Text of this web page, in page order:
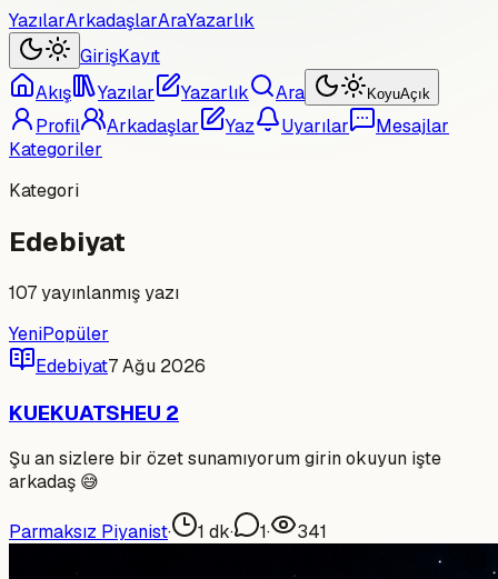
YazılarArkadaşlarAraYazarlık
GirişKayıt
Akış
Yazılar Yazarlık Ara KoyuAçık
Profil Arkadaşlar Yaz Uyarılar
Mesajlar
Kategoriler
Kategori
Edebiyat
107yayınlanmış yazı
YeniPopüler
Edebiyat7 Ağu 2026
KUEKUATSHEU 2
Şu an sizlere bir özet sunamıyorum girin okuyun işte
arkadaş 😅
Parmaksız Piyanist· 1 dk· 1· 341